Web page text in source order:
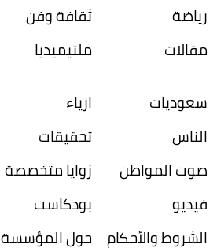
رياضة
ثقافة وفن
مقالات
ملتيميديا
سعوديات
ازياء
الناس
تحقيقات
صوت المواطن
زوايا متخصصة
فيديو
بودكاست
الشروط والأحكام حول المؤسسة